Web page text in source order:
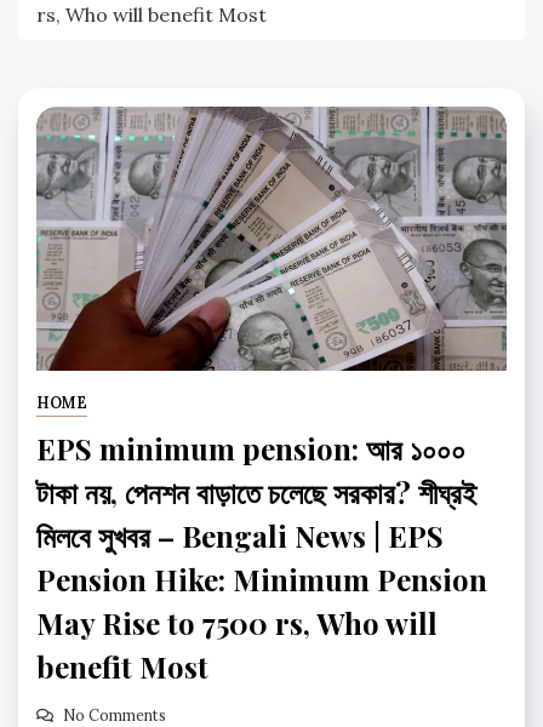
rs, Who will benefit Most
HOME
EPS minimum pension: আর ১০০০
টাকা নয়, পেনশন বাড়াতে চলেছে সরকার? শীঘ্রই
মিলবে সুখবর – Bengali News | EPS
Pension Hike: Minimum Pension
May Rise to 7500 rs, Who will
benefit Most
No Comments